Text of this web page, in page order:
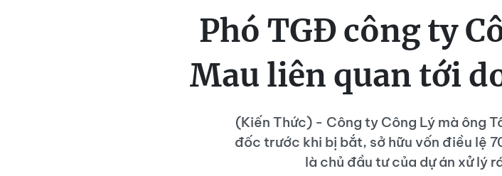
Phó TGĐ công ty
Mau liên quan tới
(Kiến Thức) - Công ty Công Lý mà ông
đốc trước khi bị bắt, sở hữu vốn điều lệ
là chủ đầu tư của dự án xử lý